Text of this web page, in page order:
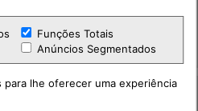
Cultura
Funções Totais
Anúncios Segmentados
lhe oferecer uma experiência